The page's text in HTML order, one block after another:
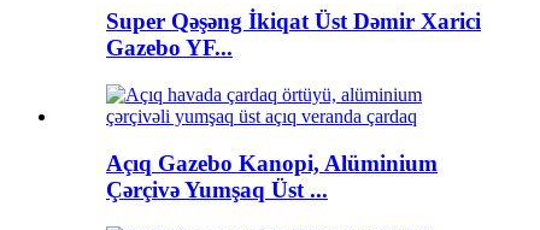
Super Qəşəng İkiqat Üst Dəmir Xarici
Gazebo YF...
Açıq Gazebo Kanopi, Alüminium
Çərçivə Yumşaq Üst ...